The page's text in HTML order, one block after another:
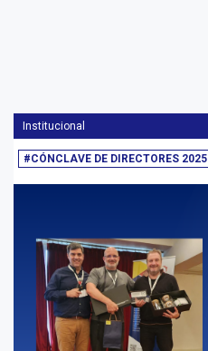
Institucional
#CÓNCLAVE DE DIRECTORES 2025